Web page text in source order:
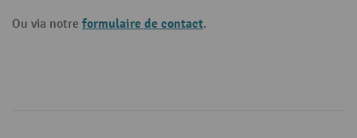
Ou via notre formulaire de contact.